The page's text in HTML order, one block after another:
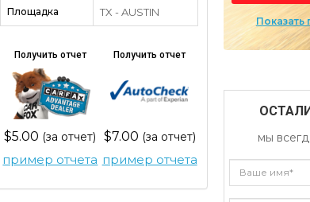
Площадка TX - AUSTIN
Получить отчет
$5.00 (за отчет)
пример отчета
Получить отчет
$7.00 (за отчет)
пример отчета
мы